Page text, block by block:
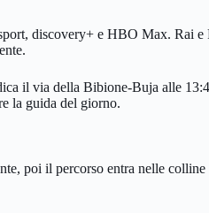
discovery+ e HBO Max. Rai
il via della Bibione-Buja alle
la guida del giorno.
poi il percorso entra nelle